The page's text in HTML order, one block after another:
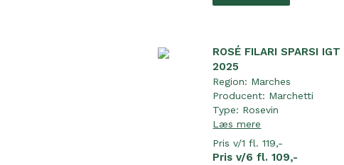
ROSÉ FILARI SPARSI IGT
2025
Region: Marches
Producent: Marchetti
Type: Rosevin
Læs mere
Pris v/1 fl. 119,-
Pris v/6 fl. 109,-